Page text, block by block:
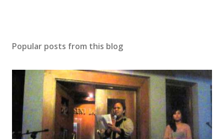
Popular posts from this blog